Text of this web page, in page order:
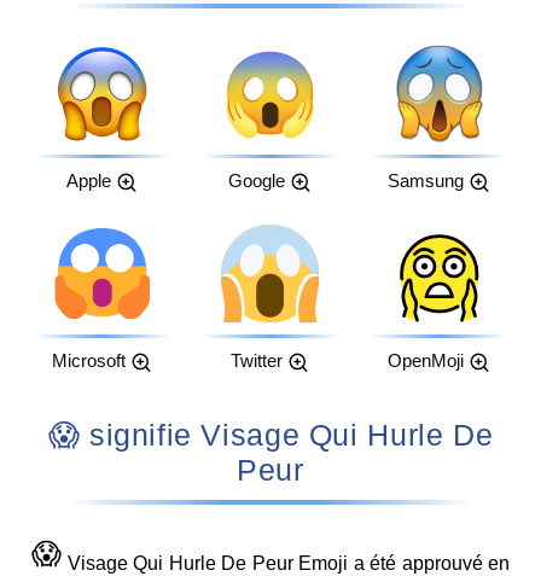
Apple Google Samsung
Microsoft Twitter OpenMoji
😱 signifie Visage Qui Hurle De
Peur
😱 Visage Qui Hurle De Peur Emoji a été approuvé en